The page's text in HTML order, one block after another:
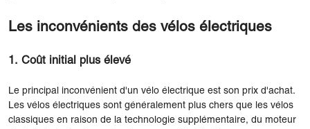
Les inconvénients des vélos électriques
1. Coût initial plus élevé
Le principal inconvénient d'un vélo électrique est son prix d'achat.
Les vélos électriques sont généralement plus chers que les vélos
classiques en raison de la technologie supplémentaire, du moteur